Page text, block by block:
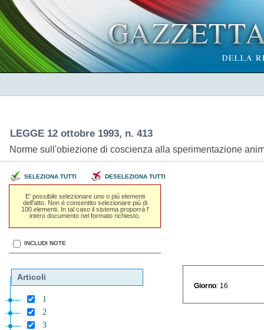
LEGGE 12 ottobre 1993, n. 413
Norme sull'obiezione di coscienza alla sperimentazione
SELEZIONA TUTTI DESELEZIONA TUTTI
E' possibile selezionare uno o piú elementi
dell'atto. Non é consentito selezionare piú di
100 elementi. In tal caso il sistema proporrá l'
intero documento nel formato richiesto.
INCLUDI NOTE
Articoli
1
2
3
Giorno : 16